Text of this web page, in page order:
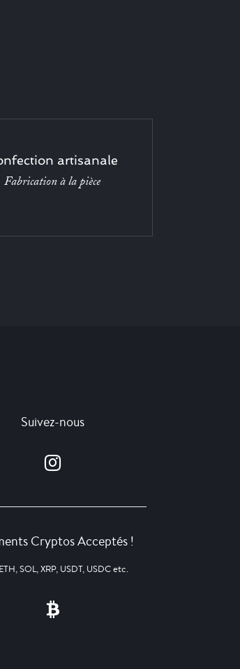
artisanale
Fabrication à la pièce
Suivez-nous
Cryptos Acceptés !
SOL, XRP, USDT, USDC etc.